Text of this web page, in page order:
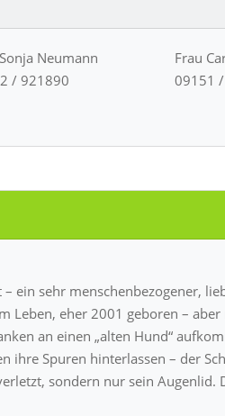
Neumann
/ 921890
Frau
09151
ein sehr menschenbezogener,
Leben, eher 2001 geboren –
an einen „alten Hund“
ihre Spuren hinterlassen – der
sondern nur sein Augenlid.